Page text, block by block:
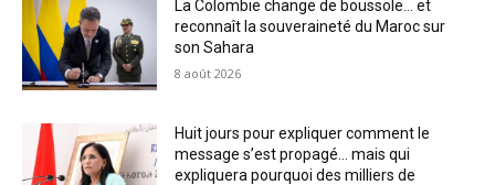
La Colombie change de boussole… et
reconnaît la souveraineté du Maroc sur
son Sahara
8 août 2026
Huit jours pour expliquer comment le
message s’est propagé… mais qui
expliquera pourquoi des milliers de